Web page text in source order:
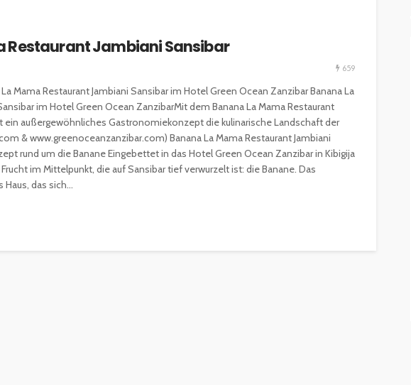
Restaurant Jambiani Sansibar
659
Mama Restaurant Jambiani Sansibar im Hotel Green Ocean Zanzibar Banana La
im Hotel Green Ocean ZanzibarMit dem Banana La Mama Restaurant
ein außergewöhnliches Gastronomiekonzept die kulinarische Landschaft der
& www.greenoceanzanzibar.com) Banana La Mama Restaurant Jambiani
rund um die Banane Eingebettet in das Hotel Green Ocean Zanzibar in Kibigija
im Mittelpunkt, die auf Sansibar tief verwurzelt ist: die Banane. Das
das sich...
man mit kleinem
Geheimnisse der